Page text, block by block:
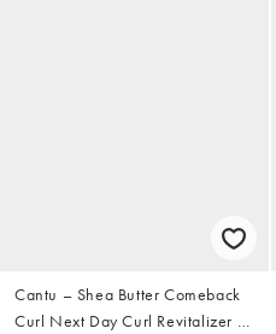
Cantu – Shea Butter Comeback
Curl Next Day Curl Revitalizer –